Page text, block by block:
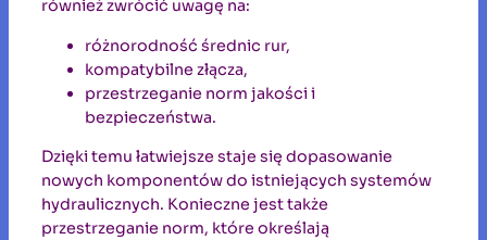
również zwrócić uwagę na:
różnorodność średnic rur,
kompatybilne złącza,
przestrzeganie norm jakości i
bezpieczeństwa.
Dzięki temu łatwiejsze staje się dopasowanie
nowych komponentów do istniejących systemów
hydraulicznych. Konieczne jest także
przestrzeganie norm, które określają